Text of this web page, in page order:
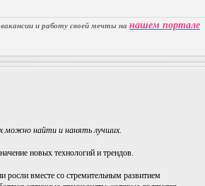
и работу своей мечты на нашем портале
можно найти и нанять лучших.
новых технологий и трендов.
росли вместе со стремительным развитием